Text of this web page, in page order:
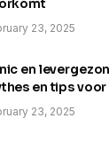
23, 2025
en
en tips
23, 2025